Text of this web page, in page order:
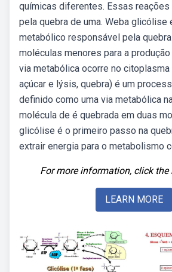
químicas diferentes. Essas
pela quebra de uma. Weba glicólise
metabólico responsável pela
moléculas menores para a
via metabólica ocorre no citoplasma
açúcar e lýsis, quebra) é um
definido como uma via metabólica
molécula de é quebrada em duas
glicólise é o primeiro passo na
extrair energia para o metabolismo
For more information, click the
LEARN MORE